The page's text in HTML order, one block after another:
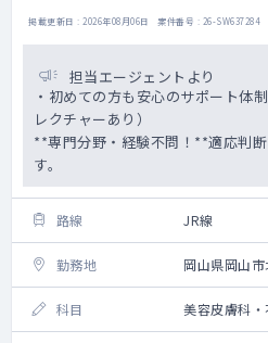
掲載更新日 : 2026年08月06日 案件番号 : 26-SW637284
担当エージェントより
・初めての方も安心のサポート体
レクチャーあり）
**専門分野・経験不問！**適応判
す。
路線 JR線
勤務地 岡山県岡山市
科目 美容皮膚科